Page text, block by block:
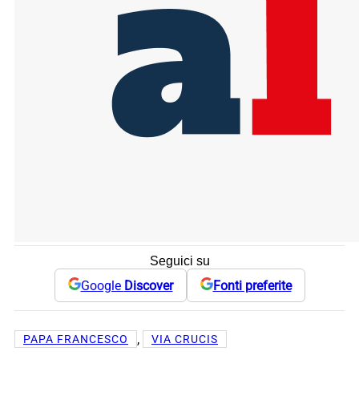
Seguici su
Google Discover Fonti preferite
PAPA FRANCESCO , VIA CRUCIS